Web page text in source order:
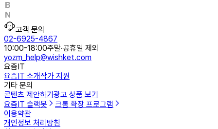
고객 문의
02-6925-4867
10:00-18:00주말·공휴일 제외
yozm_help@wishket.com
요즘IT
요즘IT 소개작가 지원
기타 문의
콘텐츠 제안하기광고 상품 보기
요즘IT 슬랙봇
크롬 확장 프로그램
이용약관
개인정보 처리방침